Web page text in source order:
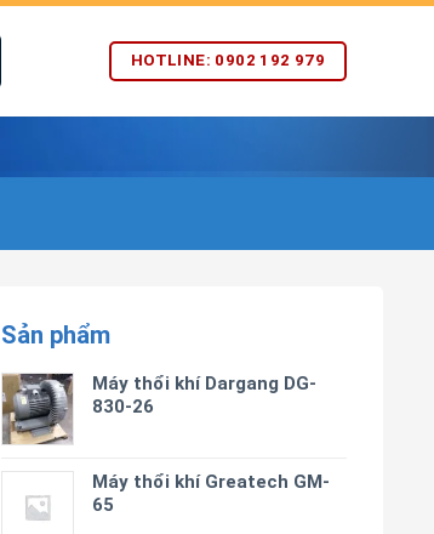
HOTLINE: 0902 192 979
Sản phẩm
Máy thổi khí Dargang DG-
830-26
Máy thổi khí Greatech GM-
65